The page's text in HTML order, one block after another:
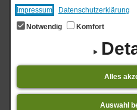
Impressum
Datenschutzerklärung
Notwendig
Komfort
Alles
Auswahl
Vorlesen
Angebote
0- A B C D E F G H I J K L M